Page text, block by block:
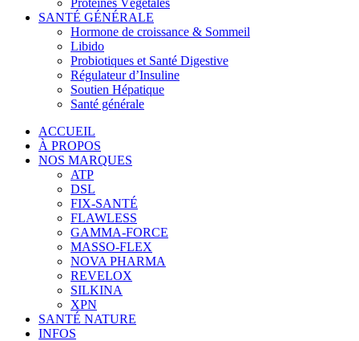
Protéines Végétales
SANTÉ GÉNÉRALE
Hormone de croissance & Sommeil
Libido
Probiotiques et Santé Digestive
Régulateur d’Insuline
Soutien Hépatique
Santé générale
ACCUEIL
À PROPOS
NOS MARQUES
ATP
DSL
FIX-SANTÉ
FLAWLESS
GAMMA-FORCE
MASSO-FLEX
NOVA PHARMA
REVELOX
SILKINA
XPN
SANTÉ NATURE
INFOS